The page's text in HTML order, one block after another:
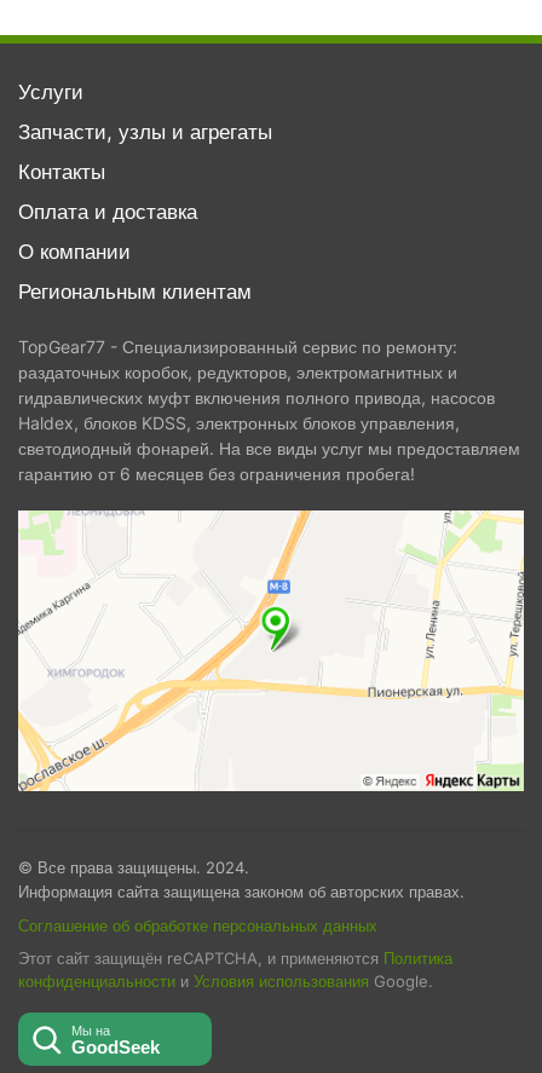
Услуги
Запчасти, узлы и агрегаты
Контакты
Оплата и доставка
О компании
Региональным клиентам
TopGear77 - Специализированный сервис по ремонту:
раздаточных коробок, редукторов, электромагнитных и
гидравлических муфт включения полного привода, насосов
Haldex, блоков KDSS, электронных блоков управления,
светодиодный фонарей. На все виды услуг мы предоставляем
гарантию от 6 месяцев без ограничения пробега!
© Все права защищены. 2024.
Информация сайта защищена законом об авторских правах.
Соглашение об обработке персональных данных
Этот сайт защищён reCAPTCHA, и применяются Политика
конфиденциальности и Условия использования Google.